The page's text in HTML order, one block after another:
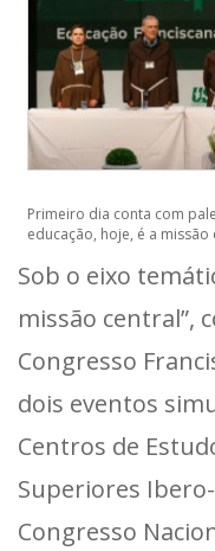
Primeiro dia conta com
educação, hoje, é a missão
Sob o eixo
missão central”,
Congresso
dois eventos
Centros de
Superiores
Congresso